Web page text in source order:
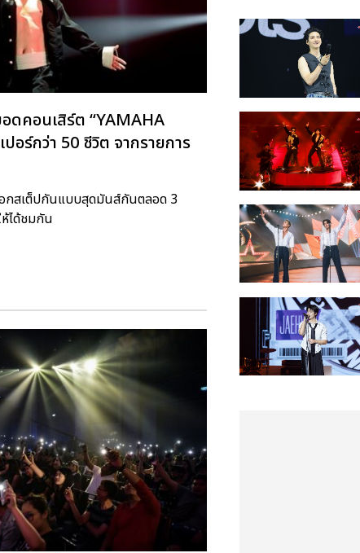
คอนเสิร์ต “YAMAHA
อร์กว่า 50 ชีวิต จากรายการ
อกสเต็ปกันแบบสุดมันส์กันตลอด 3
ได้ชมกัน